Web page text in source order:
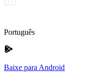
Português
Baixe para Android